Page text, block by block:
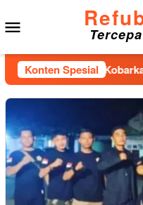
ke
konten
Konten Spesial
Lanal Dumai Kobarkan